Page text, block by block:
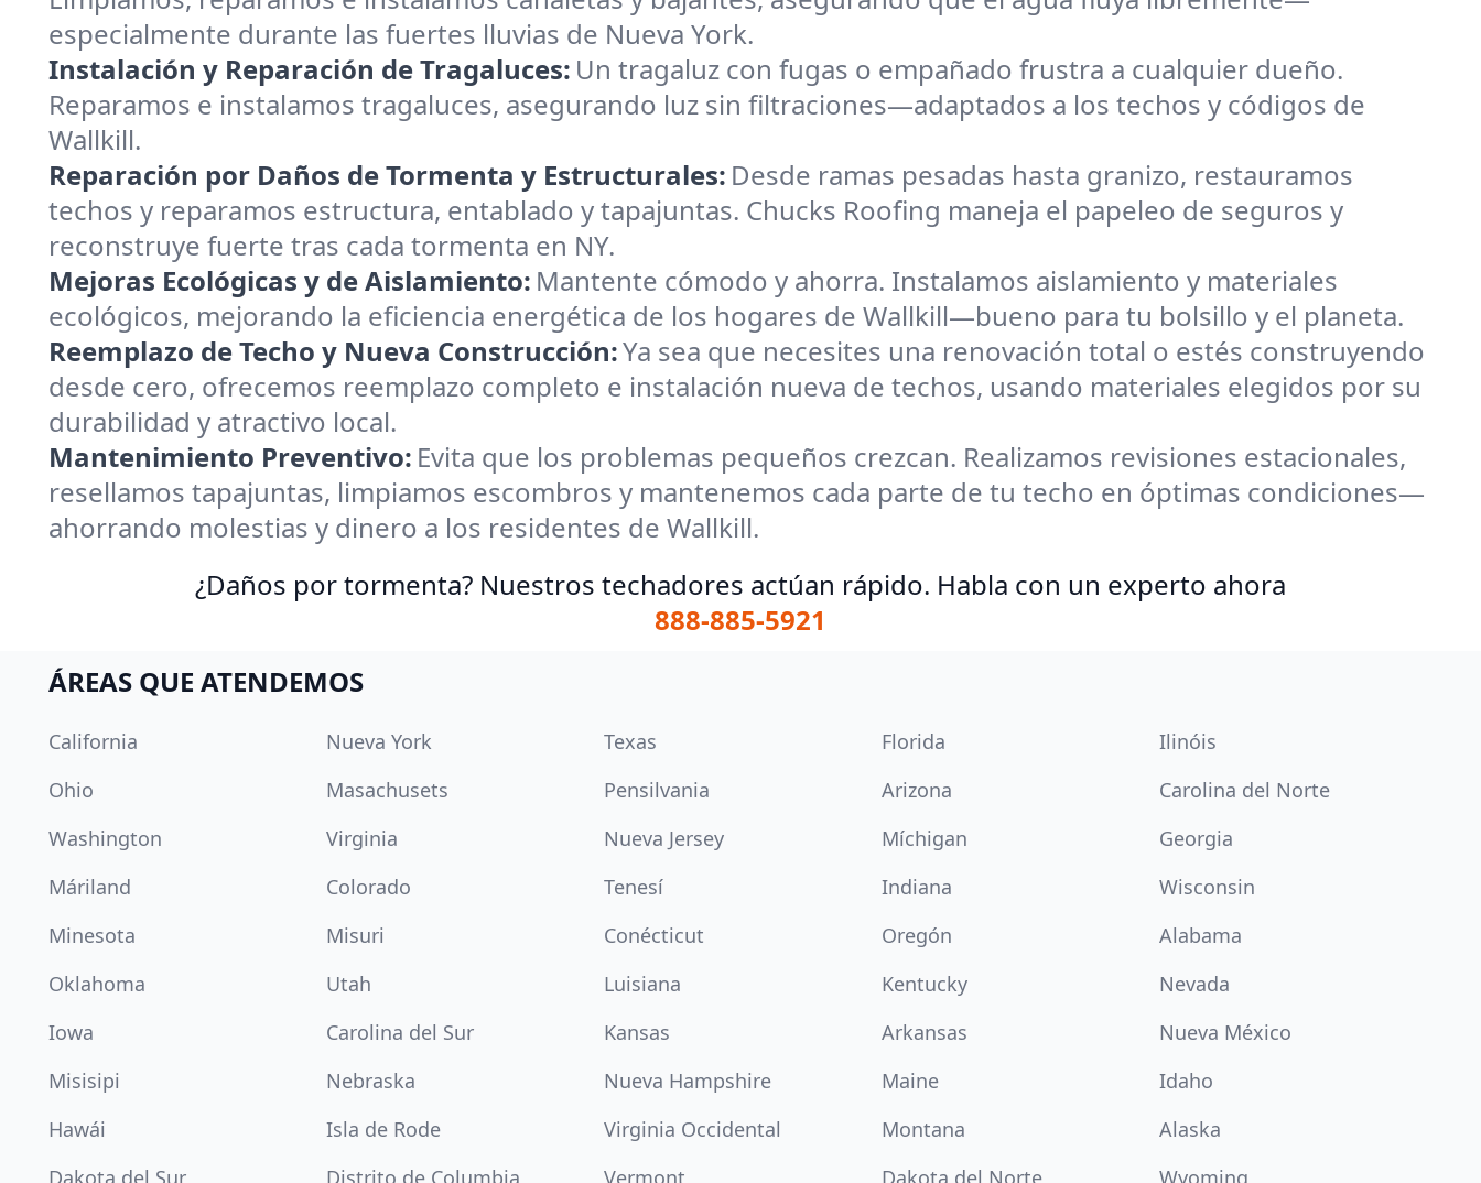
especialmente durante las fuertes lluvias de Nueva York.
Instalación y Reparación de Tragaluces: Un tragaluz con fugas o empañado frustra a cualquier dueño.
Reparamos e instalamos tragaluces, asegurando luz sin filtraciones—adaptados a los techos y códigos de
Wallkill.
Reparación por Daños de Tormenta y Estructurales: Desde ramas pesadas hasta granizo, restauramos
techos y reparamos estructura, entablado y tapajuntas. Chucks Roofing maneja el papeleo de seguros y
reconstruye fuerte tras cada tormenta en NY.
Mejoras Ecológicas y de Aislamiento: Mantente cómodo y ahorra. Instalamos aislamiento y materiales
ecológicos, mejorando la eficiencia energética de los hogares de Wallkill—bueno para tu bolsillo y el planeta.
Reemplazo de Techo y Nueva Construcción:Ya sea que necesites una renovación total o estés construyendo
desde cero, ofrecemos reemplazo completo e instalación nueva de techos, usando materiales elegidos por su
durabilidad y atractivo local.
Mantenimiento Preventivo: Evita que los problemas pequeños crezcan. Realizamos revisiones estacionales,
resellamos tapajuntas, limpiamos escombros y mantenemos cada parte de tu techo en óptimas condiciones—
ahorrando molestias y dinero a los residentes de Wallkill.
¿Daños por tormenta? Nuestros techadores actúan rápido. Habla con un experto ahora
888-885-5921
ÁREAS QUE ATENDEMOS
California Nueva York Texas Florida
Ilinóis
Ohio
Masachusets Pensilvania Arizona
Carolina del Norte
Washington
Virginia Nueva Jersey Míchigan
Georgia
Máriland
Colorado Tenesí Indiana
Wisconsin
Minesota
Misuri Conécticut Oregón
Alabama
Oklahoma
Utah Luisiana Kentucky
Nevada
Iowa
Carolina del Sur Kansas Arkansas
Nueva México
Misisipi
Nebraska Nueva Hampshire Maine
Idaho
Hawái
Isla de Rode Virginia Occidental Montana
Alaska
Dakota del Sur
Distrito de Columbia Vermont Dakota del Norte Wyoming